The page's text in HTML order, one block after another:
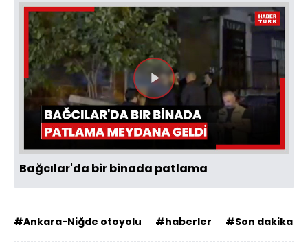
Videoyu
Oynat
Bağcılar'da bir binada patlama
#Ankara-Niğde otoyolu #haberler #Son dakika